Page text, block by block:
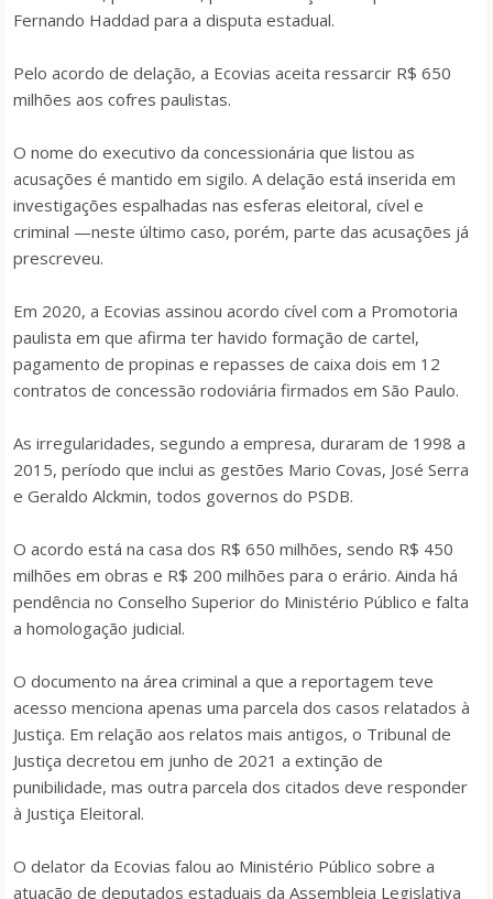
Fernando Haddad para a disputa estadual.
Pelo acordo de delação, a Ecovias aceita ressarcir R$ 650
milhões aos cofres paulistas.
O nome do executivo da concessionária que listou as
acusações é mantido em sigilo. A delação está inserida em
investigações espalhadas nas esferas eleitoral, cível e
criminal —neste último caso, porém, parte das acusações já
prescreveu.
Em 2020, a Ecovias assinou acordo cível com a Promotoria
paulista em que afirma ter havido formação de cartel,
pagamento de propinas e repasses de caixa dois em 12
contratos de concessão rodoviária firmados em São Paulo.
As irregularidades, segundo a empresa, duraram de 1998 a
2015, período que inclui as gestões Mario Covas, José Serra
e Geraldo Alckmin, todos governos do PSDB.
O acordo está na casa dos R$ 650 milhões, sendo R$ 450
milhões em obras e R$ 200 milhões para o erário. Ainda há
pendência no Conselho Superior do Ministério Público e falta
a homologação judicial.
O documento na área criminal a que a reportagem teve
acesso menciona apenas uma parcela dos casos relatados à
Justiça. Em relação aos relatos mais antigos, o Tribunal de
Justiça decretou em junho de 2021 a extinção de
punibilidade, mas outra parcela dos citados deve responder
à Justiça Eleitoral.
O delator da Ecovias falou ao Ministério Público sobre a
atuação de deputados estaduais da Assembleia Legislativa